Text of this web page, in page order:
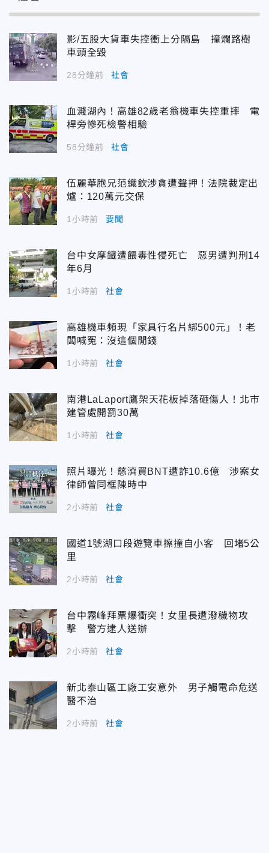
影/五股大貨車失控衝上分隔島 撞爛路樹
車頭全毀
28分鐘前 社會
血濺湖內！高雄82歲老翁機車失控重摔 電
桿旁慘死檢警相驗
58分鐘前 社會
伍麗華胞兄范織欽涉貪遭聲押！法院裁定出
爐：120萬元交保
1小時前 要聞
台中女摩鐵遭餵毒性侵死亡 惡男遭判刑14
年6月
1小時前 社會
高雄機車頻現「家具行名片綁500元」！老
闆喊冤：沒這個閒錢
1小時前 社會
南港LaLaport鷹架天花板掉落砸傷人！北市
建管處開罰30萬
1小時前 社會
照片曝光！慈濟買BNT遭詐10.6億 涉案女
律師曾同框陳時中
2小時前 社會
國道1號湖口段遊覽車擦撞自小客 回堵5公
里
2小時前 社會
台中霧峰拜票爆衝突！女里長遭潑穢物攻
擊 警方逮人送辦
2小時前 社會
新北泰山區工廠工安意外 男子觸電命危送
醫不治
2小時前 社會